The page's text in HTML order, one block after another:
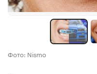
Фото: Nismo